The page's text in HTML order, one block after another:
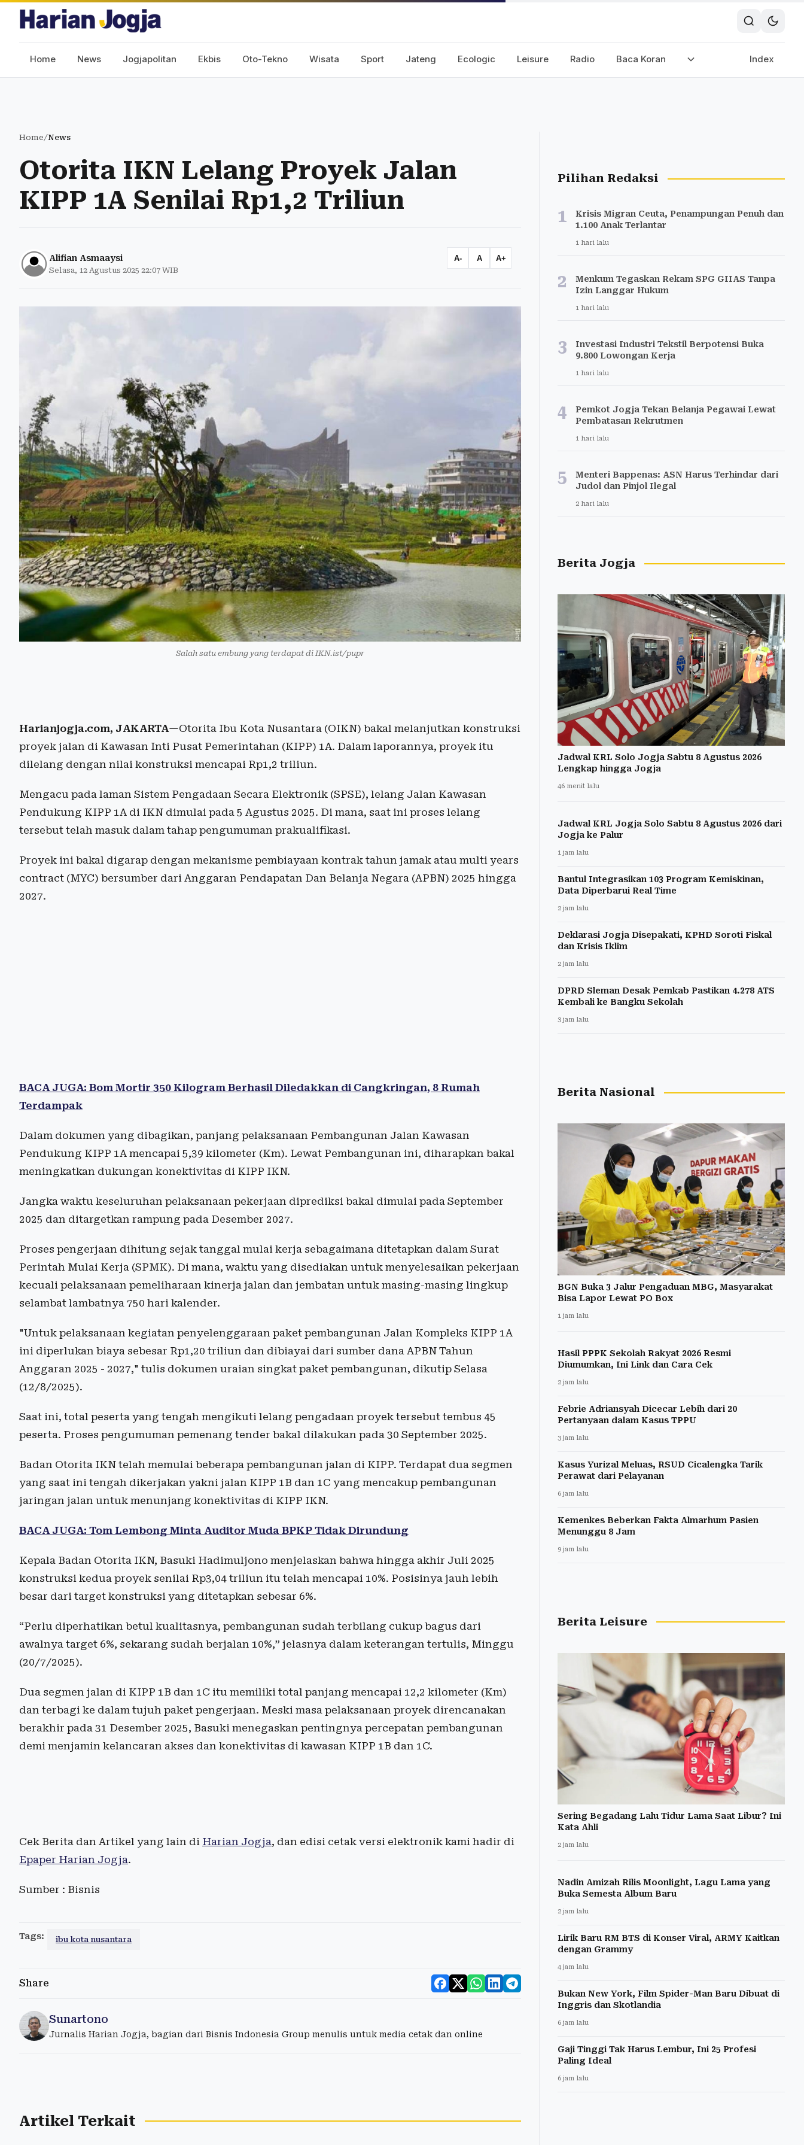
Home News Jogjapolitan Ekbis Oto-Tekno Wisata Sport Jateng Ecologic Leisure Radio Baca Koran Index
Home/News
Otorita IKN Lelang Proyek Jalan
KIPP 1A Senilai Rp1,2 Triliun
Alifian Asmaaysi
Selasa, 12 Agustus 2025 22:07 WIB
A- A A+
Salah satu embung yang terdapat di IKN.ist/pupr
Harianjogja.com, JAKARTA—Otorita Ibu Kota Nusantara (OIKN) bakal melanjutkan konstruksi
proyek jalan di Kawasan Inti Pusat Pemerintahan (KIPP) 1A. Dalam laporannya, proyek itu
dilelang dengan nilai konstruksi mencapai Rp1,2 triliun.
Mengacu pada laman Sistem Pengadaan Secara Elektronik (SPSE), lelang Jalan Kawasan
Pendukung KIPP 1A di IKN dimulai pada 5 Agustus 2025. Di mana, saat ini proses lelang
tersebut telah masuk dalam tahap pengumuman prakualifikasi.
Proyek ini bakal digarap dengan mekanisme pembiayaan kontrak tahun jamak atau multi years
contract (MYC) bersumber dari Anggaran Pendapatan Dan Belanja Negara (APBN) 2025 hingga
2027.
BACA JUGA: Bom Mortir 350 Kilogram Berhasil Diledakkan di Cangkringan, 8 Rumah
Terdampak
Dalam dokumen yang dibagikan, panjang pelaksanaan Pembangunan Jalan Kawasan
Pendukung KIPP 1A mencapai 5,39 kilometer (Km). Lewat Pembangunan ini, diharapkan bakal
meningkatkan dukungan konektivitas di KIPP IKN.
Jangka waktu keseluruhan pelaksanaan pekerjaan diprediksi bakal dimulai pada September
2025 dan ditargetkan rampung pada Desember 2027.
Proses pengerjaan dihitung sejak tanggal mulai kerja sebagaimana ditetapkan dalam Surat
Perintah Mulai Kerja (SPMK). Di mana, waktu yang disediakan untuk menyelesaikan pekerjaan
kecuali pelaksanaan pemeliharaan kinerja jalan dan jembatan untuk masing-masing lingkup
selambat lambatnya 750 hari kalender.
"Untuk pelaksanaan kegiatan penyelenggaraan paket pembangunan Jalan Kompleks KIPP 1A
ini diperlukan biaya sebesar Rp1,20 triliun dan dibiayai dari sumber dana APBN Tahun
Anggaran 2025 - 2027," tulis dokumen uraian singkat paket pembangunan, dikutip Selasa
(12/8/2025).
Saat ini, total peserta yang tengah mengikuti lelang pengadaan proyek tersebut tembus 45
peserta. Proses pengumuman pemenang tender bakal dilakukan pada 30 September 2025.
Badan Otorita IKN telah memulai beberapa pembangunan jalan di KIPP. Terdapat dua segmen
yang saat ini tengah dikerjakan yakni jalan KIPP 1B dan 1C yang mencakup pembangunan
jaringan jalan untuk menunjang konektivitas di KIPP IKN.
BACA JUGA: Tom Lembong Minta Auditor Muda BPKP Tidak Dirundung
Kepala Badan Otorita IKN, Basuki Hadimuljono menjelaskan bahwa hingga akhir Juli 2025
konstruksi kedua proyek senilai Rp3,04 triliun itu telah mencapai 10%. Posisinya jauh lebih
besar dari target konstruksi yang ditetapkan sebesar 6%.
“Perlu diperhatikan betul kualitasnya, pembangunan sudah terbilang cukup bagus dari
awalnya target 6%, sekarang sudah berjalan 10%,” jelasnya dalam keterangan tertulis, Minggu
(20/7/2025).
Dua segmen jalan di KIPP 1B dan 1C itu memiliki total panjang mencapai 12,2 kilometer (Km)
dan terbagi ke dalam tujuh paket pengerjaan. Meski masa pelaksanaan proyek direncanakan
berakhir pada 31 Desember 2025, Basuki menegaskan pentingnya percepatan pembangunan
demi menjamin kelancaran akses dan konektivitas di kawasan KIPP 1B dan 1C.
Cek Berita dan Artikel yang lain di Harian Jogja, dan edisi cetak versi elektronik kami hadir di
Epaper Harian Jogja.
Sumber : Bisnis
Tags: ibu kota nusantara
Share
Sunartono
Jurnalis Harian Jogja, bagian dari Bisnis Indonesia Group menulis untuk media cetak dan online
Artikel Terkait
Pilihan Redaksi
1
Krisis Migran Ceuta, Penampungan Penuh dan
1.100 Anak Terlantar
1 hari lalu
2
Menkum Tegaskan Rekam SPG GIIAS Tanpa
Izin Langgar Hukum
1 hari lalu
3
Investasi Industri Tekstil Berpotensi Buka
9.800 Lowongan Kerja
1 hari lalu
4
Pemkot Jogja Tekan Belanja Pegawai Lewat
Pembatasan Rekrutmen
1 hari lalu
5
Menteri Bappenas: ASN Harus Terhindar dari
Judol dan Pinjol Ilegal
2 hari lalu
Berita Jogja
Jadwal KRL Solo Jogja Sabtu 8 Agustus 2026
Lengkap hingga Jogja
46 menit lalu
Jadwal KRL Jogja Solo Sabtu 8 Agustus 2026 dari
Jogja ke Palur
1 jam lalu
Bantul Integrasikan 103 Program Kemiskinan,
Data Diperbarui Real Time
2 jam lalu
Deklarasi Jogja Disepakati, KPHD Soroti Fiskal
dan Krisis Iklim
2 jam lalu
DPRD Sleman Desak Pemkab Pastikan 4.278 ATS
Kembali ke Bangku Sekolah
3 jam lalu
Berita Nasional
BGN Buka 3 Jalur Pengaduan MBG, Masyarakat
Bisa Lapor Lewat PO Box
1 jam lalu
Hasil PPPK Sekolah Rakyat 2026 Resmi
Diumumkan, Ini Link dan Cara Cek
2 jam lalu
Febrie Adriansyah Dicecar Lebih dari 20
Pertanyaan dalam Kasus TPPU
3 jam lalu
Kasus Yurizal Meluas, RSUD Cicalengka Tarik
Perawat dari Pelayanan
6 jam lalu
Kemenkes Beberkan Fakta Almarhum Pasien
Menunggu 8 Jam
9 jam lalu
Berita Leisure
Sering Begadang Lalu Tidur Lama Saat Libur? Ini
Kata Ahli
2 jam lalu
Nadin Amizah Rilis Moonlight, Lagu Lama yang
Buka Semesta Album Baru
2 jam lalu
Lirik Baru RM BTS di Konser Viral, ARMY Kaitkan
dengan Grammy
4 jam lalu
Bukan New York, Film Spider-Man Baru Dibuat di
Inggris dan Skotlandia
6 jam lalu
Gaji Tinggi Tak Harus Lembur, Ini 25 Profesi
Paling Ideal
6 jam lalu